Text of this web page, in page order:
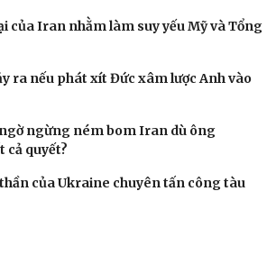
của Iran nhằm làm suy yếu Mỹ và Tổng
ra nếu phát xít Đức xâm lược Anh vào
ngừng ném bom Iran dù ông
quyết?
của Ukraine chuyên tấn công tàu